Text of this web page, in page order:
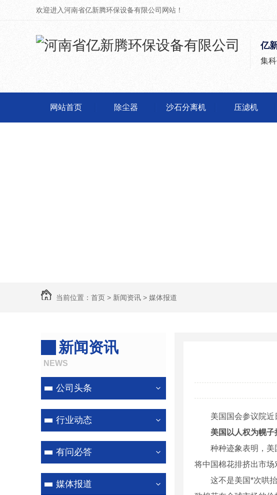
欢迎进入河南省亿新腾环保设备有限公司网站！
亿
集
网站首页 除尘器 沙石分离机 压滤机
洗轮机
当前位置： 首页 > 新闻资讯 > 媒体报道
新闻资讯
NEWS
公司头条
行业动态
有问必答
媒体报道
美国国会参议院近日
美国以人权为幌
种种迹象表明，美国
将中国棉花排挤出市场
这不是美国*次哄抬